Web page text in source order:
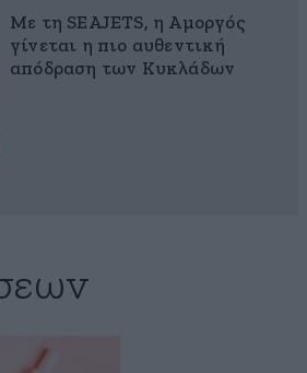
Με τη SEAJETS, η Αμοργός
γίνεται η πιο αυθεντική
απόδραση των Κυκλάδων